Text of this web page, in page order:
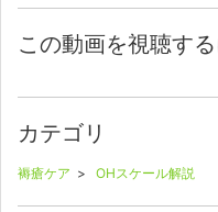
この動画を視聴す
カテゴリ
褥瘡ケア > OHスケール解説